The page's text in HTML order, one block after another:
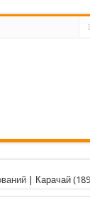
| Карачай